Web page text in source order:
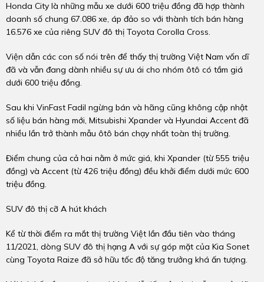
Honda City là những mẫu xe dưới 600 triệu đồng đã hợp thành
doanh số chung 67.086 xe, áp đảo so với thành tích bán hàng
16.576 xe của riêng SUV đô thị Toyota Corolla Cross.
Viện dẫn các con số nói trên để thấy thị trường Việt Nam vốn dĩ
đã và vẫn đang dành nhiều sự ưu ái cho nhóm ôtô có tầm giá
dưới 600 triệu đồng.
Sau khi VinFast Fadil ngừng bán và hãng cũng không cập nhật
số liệu bán hàng mới, Mitsubishi Xpander và Hyundai Accent đã
nhiều lần trở thành mẫu ôtô bán chạy nhất toàn thị trường.
Điểm chung của cả hai nằm ở mức giá, khi Xpander (từ 555 triệu
đồng) và Accent (từ 426 triệu đồng) đều khởi điểm dưới mức 600
triệu đồng.
SUV đô thị cỡ A hút khách
Kể từ thời điểm ra mắt thị trường Việt lần đầu tiên vào tháng
11/2021, dòng SUV đô thị hạng A với sự góp mặt của Kia Sonet
cùng Toyota Raize đã sở hữu tốc độ tăng trưởng khá ấn tượng.